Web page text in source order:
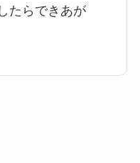
たらできあが